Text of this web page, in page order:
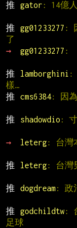
推
gator : 14億
推
gg01233277 :
了
→
gg01233277 :
推
lamborghini :
樣…
推
cms6384: 因
推
shadowdio :
→
leterg: 台灣
推
leterg: 台灣
推
dogdream: 政
推
godchildtw:
足球